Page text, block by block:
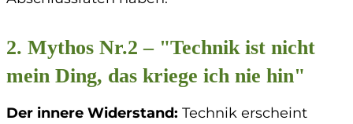
2. Mythos Nr.2 – "Technik ist nicht
mein Ding, das kriege ich nie hin"
Der innere Widerstand: Technik erscheint